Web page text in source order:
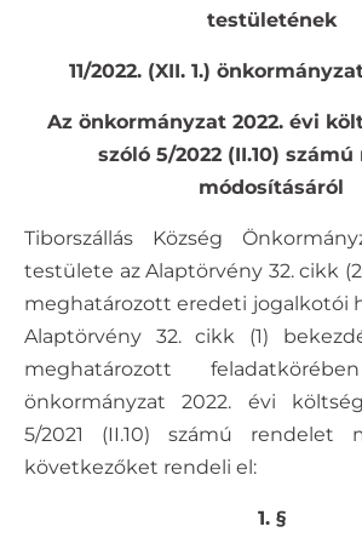
testületének
11/2022. (XII. 1.)
Az önkormányzat 2022. évi
szóló 5/2022 (II.10)
módosításáról
Tiborszállás Község
testülete az Alaptörvény 32. cikk
meghatározott eredeti jogalkotói
Alaptörvény 32. cikk (1)
meghatározott
önkormányzat 2022. évi
5/2021 (II.10) számú rendelet
következőket rendeli el:
1. §